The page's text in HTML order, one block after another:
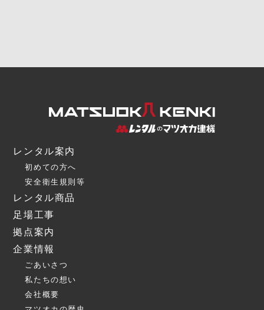
レンタル案内
初めての方へ
安全衛生規則等
レンタル商品
足場工事
拠点案内
企業情報
ごあいさつ
私たちの想い
会社概要